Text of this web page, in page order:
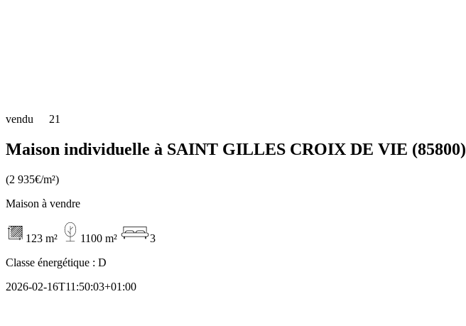
vendu 21
Maison individuelle à SAINT GILLES CROIX DE VIE (85800)
(2 935€/m²)
Maison à vendre
123 m² 1100 m²
3
Classe énergétique : D
2026-02-16T11:50:03+01:00